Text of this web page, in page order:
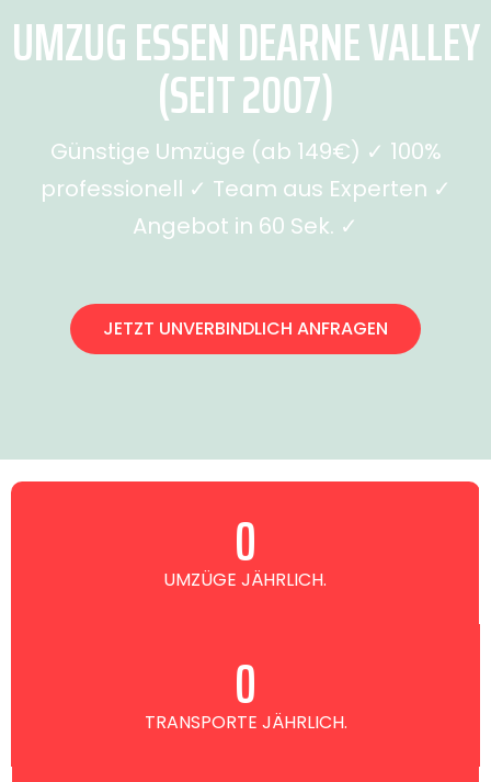
UMZUG ESSEN DEARNE VALLEY
(SEIT 2007)
Günstige Umzüge (ab 149€) ✓ 100%
professionell ✓ Team aus Experten ✓
Angebot in 60 Sek. ✓
JETZT UNVERBINDLICH ANFRAGEN
UMZÜGE JÄHRLICH.
0
TRANSPORTE JÄHRLICH.
0